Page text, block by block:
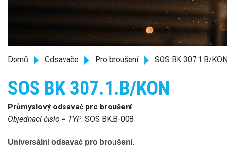
Domů Odsavače Pro broušení SOS BK 307.1.B/KON
SOS BK 307.1.B/KON
Průmyslový odsavač pro broušení
Objednací číslo = TYP: SOS BK.B-008
Universální odsavač pro broušení.